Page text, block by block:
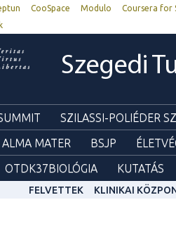
CooSpace Modulo Coursera for
Szegedi
SZILASSI-POLIÉDER
ALMA MATER BSJP
OTDK37BIOLÓGIA KUTATÁS
FELVETTEK KLINIKAI